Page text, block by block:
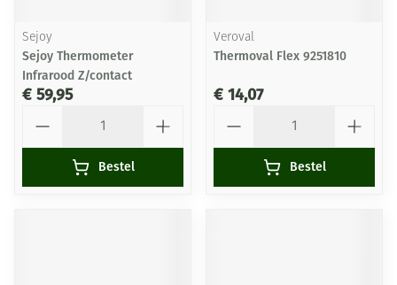
Sejoy
Sejoy Thermometer
Infrarood Z/contact
€ 59,95
Bestel
Veroval
Thermoval Flex 9251810
€ 14,07
Bestel